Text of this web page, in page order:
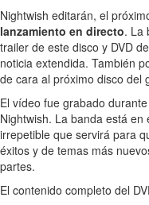
Nightwish editarán, el
lanzamiento en directo. La
trailer de este disco y DVD
noticia extendida. También
de cara al próximo disco del
El vídeo fue grabado
Nightwish. La banda está
irrepetible que servirá para
éxitos y de temas más
partes.
El contenido completo del